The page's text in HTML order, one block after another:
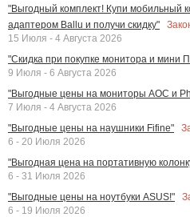
"Выгодный комплект! Купи мобильный
адаптером Ballu и получи скидку"
15 Июля - 4 Августа 2026
"Скидка при покупке монитора и мини
9 Июля - 6 Августа 2026
"Выгодные цены на мониторы AOC и
7 Июля - 4 Августа 2026
"Выгодные цены на наушники Fifine"
6 - 20 Июля 2026
"Выгодная цена на портативную
6 - 31 Июля 2026
"Выгодные цены на ноутбуки ASUS!"
6 - 19 Июля 2026